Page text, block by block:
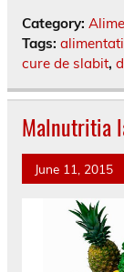
Category:
Tags:
cure de slabit,
Malnutritia
June 11, 2015